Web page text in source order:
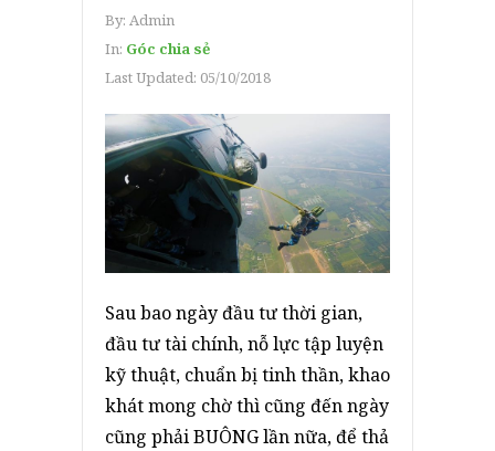
By: Admin
In: Góc chia sẻ
Last Updated: 05/10/2018
Sau bao ngày đầu tư thời gian,
đầu tư tài chính, nỗ lực tập luyện
kỹ thuật, chuẩn bị tinh thần, khao
khát mong chờ thì cũng đến ngày
cũng phải BUÔNG lần nữa, để thả